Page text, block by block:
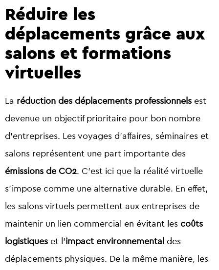
Réduire les
déplacements grâce aux
salons et formations
virtuelles
La réduction des déplacements professionnels est
devenue un objectif prioritaire pour bon nombre
d’entreprises. Les voyages d’affaires, séminaires et
salons représentent une part importante des
émissions de CO2. C’est ici que la réalité virtuelle
s’impose comme une alternative durable. En effet,
les salons virtuels permettent aux entreprises de
maintenir un lien commercial en évitant les coûts
logistiques et l’impact environnemental des
déplacements physiques. De la même manière, les